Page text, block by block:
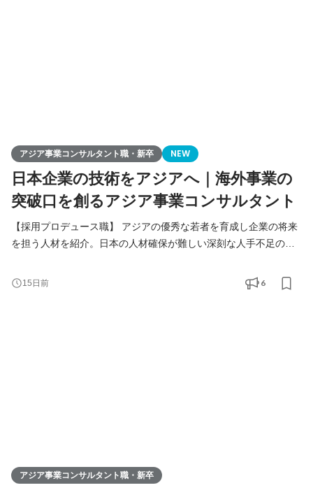
アジア事業コンサルタント職・新卒 NEW
日本企業の技術をアジアへ｜海外事業の
突破口を創るアジア事業コンサルタント
【採用プロデュース職】 アジアの優秀な若者を育成し企業の将来
を担う人材を紹介。日本の人材確保が難しい深刻な人手不足の課
りを核に、日本企業の中国アジアビジネスを支援。当社が手掛け
る様々なアジア事業の課題解決（進出、販路拡大、経営請負、事
15日前 6
アジア事業コンサルタント職・新卒